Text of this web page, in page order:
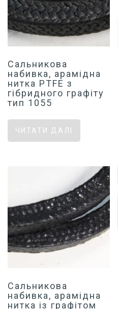
Сальникова
набивка, арамідна
нитка PTFE з
гібридного графіту
тип 1055
ЧИТАТИ ДАЛІ
Сальникова
набивка, арамідна
нитка із графітом